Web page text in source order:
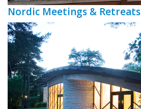
Nordic Meetings & Retreats